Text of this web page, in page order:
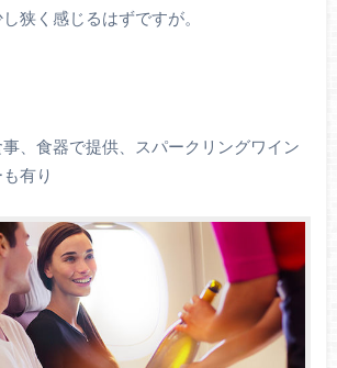
狭く感じるはずですが。
、食器で提供、スパークリングワイン
有り